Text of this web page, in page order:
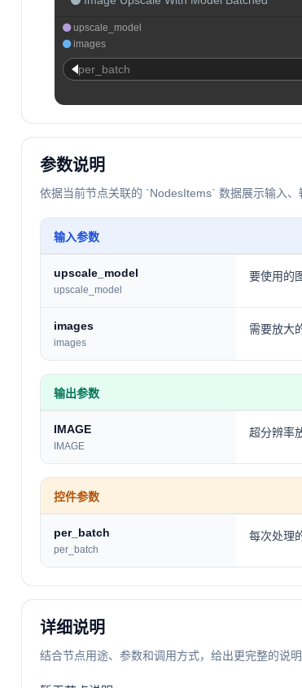
upscale_model
images
per_batch
参数说明
依据当前节点关联的 `NodesItems` 数据展示输入、
输入参数
upscale_model
upscale_model
要使用的
images
images
需要放大
输出参数
IMAGE
IMAGE
超分辨率
控件参数
per_batch
per_batch
每次处理
详细说明
结合节点用途、参数和调用方式，给出更完整的说明